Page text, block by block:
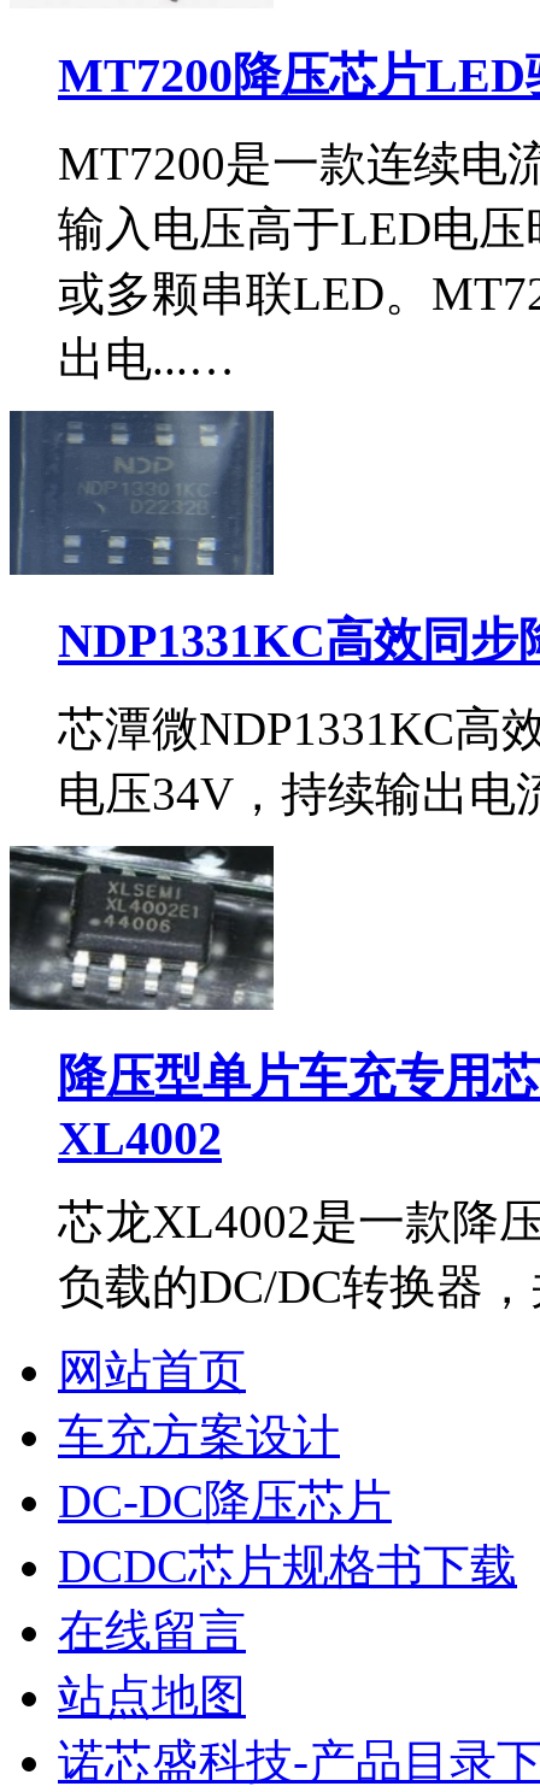
MT7200降压芯片
MT7200是一款连续电
输入电压高于LED电
或多颗串联LED。
出电...…
NDP1331KC高效同
芯潭微NDP1331KC高
电压34V，持续输出
降压型单片车充专用
XL4002
芯龙XL4002是一款降
负载的DC/DC转换器
网站首页
车充方案设计
DC-DC降压芯片
DCDC芯片规格书下载
在线留言
站点地图
诺芯盛科技-产品目录